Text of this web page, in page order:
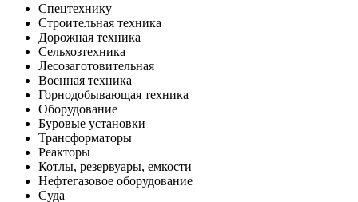
Спецтехнику
Строительная техника
Дорожная техника
Сельхозтехника
Лесозаготовительная
Военная техника
Горнодобывающая техника
Оборудование
Буровые установки
Трансформаторы
Реакторы
Котлы, резервуары, емкости
Нефтегазовое оборудование
Cуда